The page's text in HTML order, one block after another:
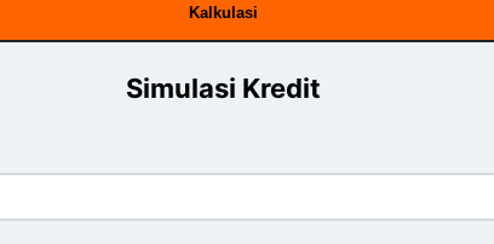
Kalkulasi
Simulasi Kredit